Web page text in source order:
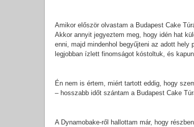
Amikor először olvastam a Budapest Cake
Akkor annyit jegyeztem meg, hogy idén hat
enni, majd mindenhol begyűjteni az adott hely
legjobban ízlett finomságot kóstoltuk, és
Én nem is értem, miért tartott eddig, hogy
– hosszabb időt szántam a Budapest Cake
A Dynamobake-ről hallottam már, hogy